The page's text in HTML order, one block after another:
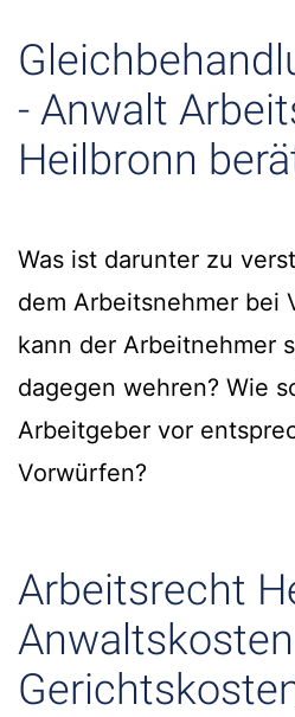
- Anwalt
Heilbronn
Was ist darunter zu
dem Arbeitsnehmer bei
kann der Arbeitnehmer
dagegen wehren? Wie
Arbeitgeber vor
Vorwürfen?
Arbeitsrecht